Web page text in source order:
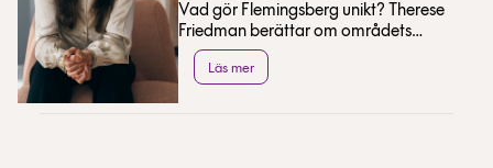
Therese Friedman
tipsar
Vad gör Flemingsberg unikt? Therese
Friedman berättar om områdets
utveckling och delar med sig av sina
bästa sommartips.
Läs mer